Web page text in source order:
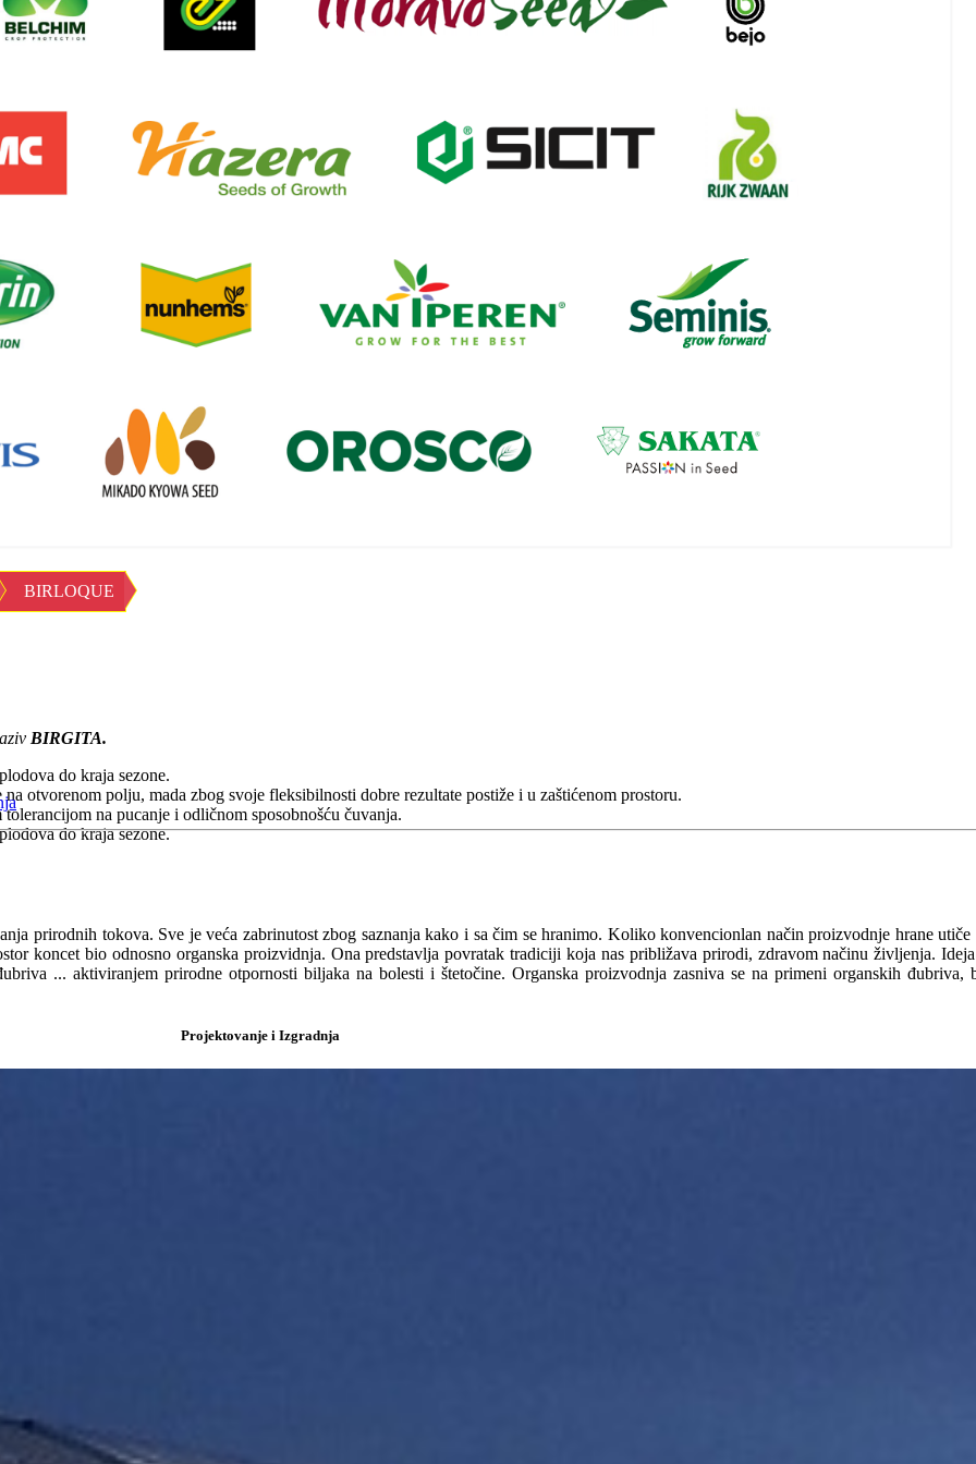
prirodnih tokova. Sve je veća zabrinutost zbog saznanja kako i sa čim se hranimo. Koliko konvencionlan način proizvodnje hrane utiče
koncet bio odnosno organska proizvidnja. Ona predstavlja povratak tradiciji koja nas približava prirodi, zdravom načinu življenja.
... aktiviranjem prirodne otpornosti biljaka na bolesti i štetočine. Organska proizvodnja zasniva se na primeni organskih đubriva,
Projektovanje i Izgradnja
BIRLOQUE
BIRGITA.
do kraja sezone.
otvorenom polju, mada zbog svoje fleksibilnosti dobre rezultate postiže i u zaštićenom prostoru.
na pucanje i odličnom sposobnošću čuvanja.
do kraja sezone.